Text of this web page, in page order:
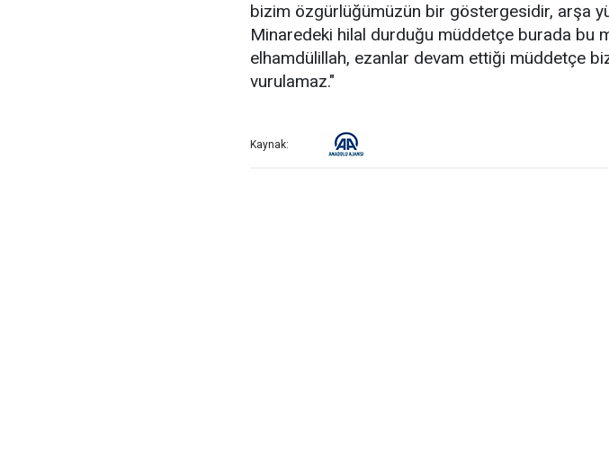
bizim özgürlüğümüzün bir göstergesidir, arşa
Minaredeki hilal durduğu müddetçe burada bu
elhamdülillah, ezanlar devam ettiği müddetçe
vurulamaz."
Kaynak: